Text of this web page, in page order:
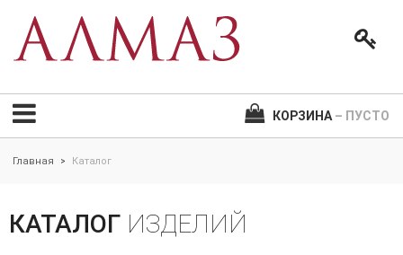
КОРЗИНА – ПУСТО
Главная > Каталог
КАТАЛОГ ИЗДЕЛИЙ